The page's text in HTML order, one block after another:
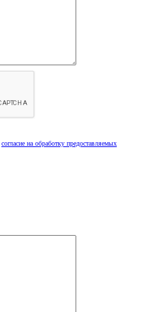
согласие на обработку предоставляемых